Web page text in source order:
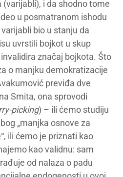
i da shodno tome
u posmatranom ishodu
bio u stanju da
uvrstili bojkot u skup
značaj bojkota. Što
o manjku demokratizacije
previđa dve
Smita, ona sprovodi
picking) – ili ćemo studiju
„manjka osnove za
ili ćemo je priznati kao
kao validnu: sam
od nalaza o padu